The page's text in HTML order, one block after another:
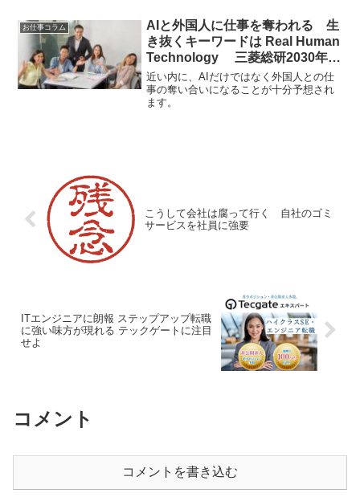
お仕事コラム
AIと外国人に仕事を奪われる 生
き抜くキーワードは Real Human
Technology 三菱総研2030年を
試算
近い内に、AIだけではなく外国人との仕
事の奪い合いになることが十分予想され
ます。
こうして会社は腐って行く 自社のゴミ
サービスを社員に強要
ITエンジニアに朗報 ステップアップ転職
に強い味方が現れる テックゲートに注目
せよ
コメント
コメントを書き込む